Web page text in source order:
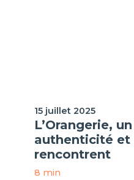
15 juillet 2025
L’Orangerie,
authenticité et
rencontrent
8 min